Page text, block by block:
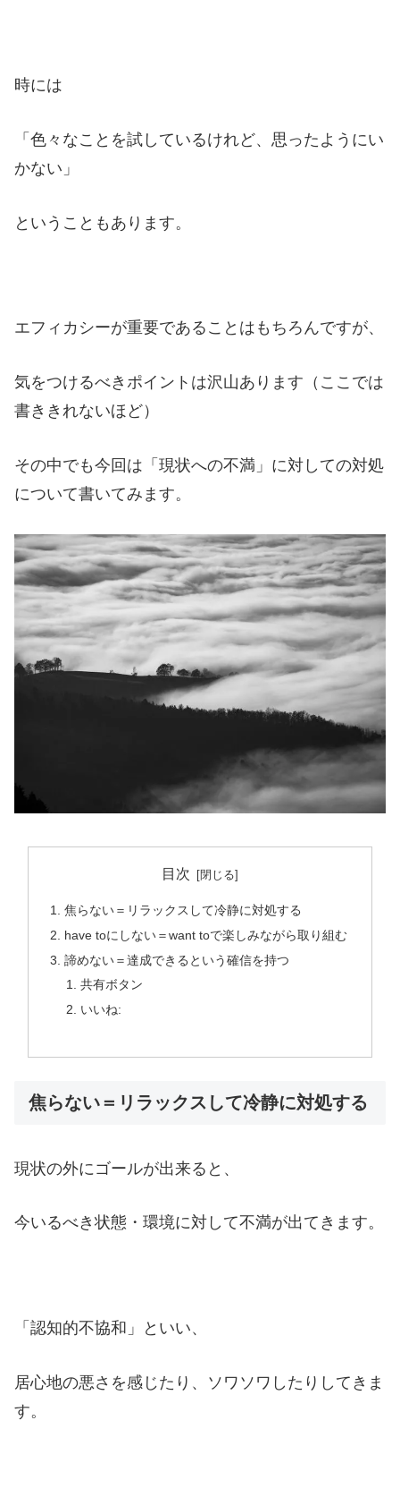
時には
「色々なことを試しているけれど、思ったようにい
かない」
ということもあります。
エフィカシーが重要であることはもちろんですが、
気をつけるべきポイントは沢山あります（ここでは
書ききれないほど）
その中でも今回は「現状への不満」に対しての対処
について書いてみます。
目次
焦らない＝リラックスして冷静に対処する
have toにしない＝want toで楽しみながら取り組む
諦めない＝達成できるという確信を持つ
共有ボタン
いいね:
焦らない＝リラックスして冷静に対処する
現状の外にゴールが出来ると、
今いるべき状態・環境に対して不満が出てきます。
「認知的不協和」といい、
居心地の悪さを感じたり、ソワソワしたりしてきま
す。